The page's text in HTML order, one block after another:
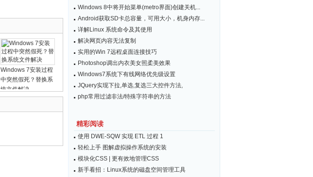
Windows 7安装过程
中突然假死？替换系
统文件解决
Windows 8中将开始菜单(metro界面)创建关机...
Android获取SD卡总容量，可用大小，机身内存...
详解Linux 系统命令及其使用
解决网页内容无法复制
实用的Win 7远程桌面连接技巧
Photoshop调出内衣美女照柔美效果
Windows7系统下有线网络优先级设置
JQuery实现下拉,单选,复选三大控件方法,
php常用过滤非法/特殊字符串的方法
精彩阅读
使用 DWE-SQW 实现 ETL 过程 1
轻松上手 图解虚拟操作系统的安装
模块化CSS | 更有效地管理CSS
新手看招：Linux系统的磁盘空间管理工具